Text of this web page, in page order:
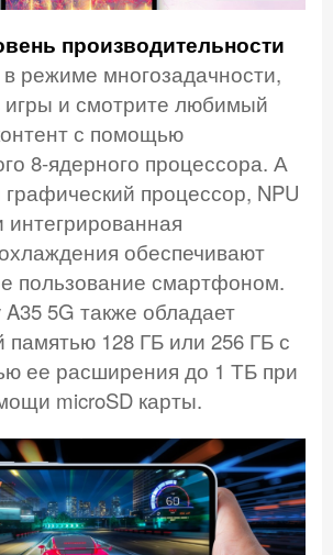
производительности
режиме многозадачности,
игры и смотрите любимый
с помощью
8-ядерного процессора. А
процессор, NPU
интегрированная
обеспечивают
пользование смартфоном.
A35 5G также обладает
памятью 128 ГБ или 256 ГБ с
ее расширения до 1 ТБ при
microSD карты.